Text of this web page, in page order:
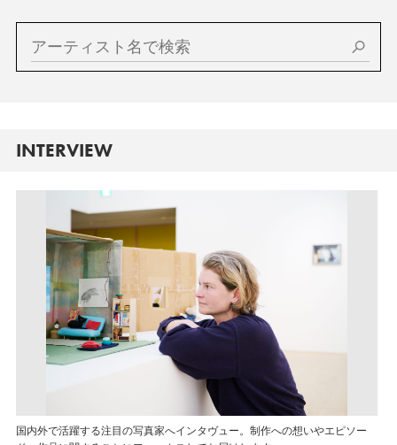
INTERVIEW
国内外で活躍する注目の写真家へインタヴュー。制作への想いやエピソー